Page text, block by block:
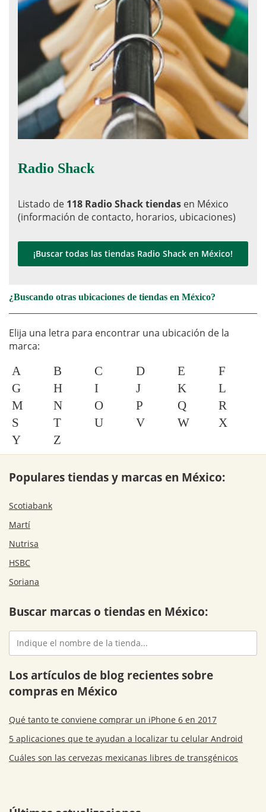
Radio Shack
Listado de 118 Radio Shack tiendas en México
(información de contacto, horarios, ubicaciones)
¡Buscar todas las tiendas Radio Shack en México!
¿Buscando otras ubicaciones de tiendas en México?
Elija una letra para encontrar una ubicación de la
marca:
A B C D E
F
G
H I J K
L
M
N O P Q
R
S
T U V W
X
Y
Z
Populares tiendas y marcas en México:
Scotiabank
Martí
Nutrisa
HSBC
Soriana
Buscar marcas o tiendas en México:
Los artículos de blog recientes sobre
compras en México
Qué tanto te conviene comprar un iPhone 6 en 2017
5 aplicaciones que te ayudan a localizar tu celular Android
Cuáles son las cervezas mexicanas libres de transgénicos